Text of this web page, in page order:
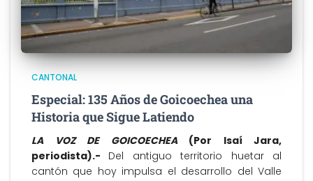
CANTONAL
Especial: 135 Años de Goicoechea una
Historia que Sigue Latiendo
LA VOZ DE GOICOECHEA(Por Isaí Jara,
periodista).- Del antiguo territorio huetar al
cantón que hoy impulsa el desarrollo del Valle